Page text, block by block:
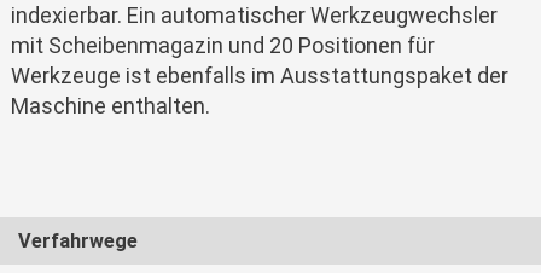
indexierbar. Ein automatischer Werkzeugwechsler
mit Scheibenmagazin und 20 Positionen für
Werkzeuge ist ebenfalls im Ausstattungspaket der
Maschine enthalten.
Verfahrwege